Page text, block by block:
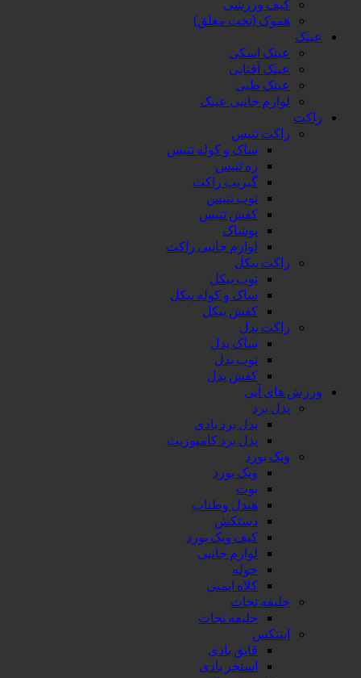
کیف ورزشی
هموک (تخت معلق)
عینک
عینک اسکی
عینک آفتابی
عینک طبی
لوازم جانبی عینک
راکت
راکت تنیس
ساک و کوله تنیس
زه تنیس
گیریپ راکت
توپ تنیس
کفش تنیس
پوشاک
لوازم جانبی راکت
راکت پیکل
توپ پیکل
ساک و کوله پیکل
کفش پیکل
راکت پدل
ساک پدل
توپ پدل
کفش پدل
ورزش های آبی
پدل برد
پدل برد بادی
پدل برد کامپوزیت
ویک بورد
ویک بورد
بوت
هندل وطناب
دستکش
کیف ویک بورد
لوازم جانبی
حوله
کلاه ایمنی
جلیقه نجات
جلیقه نجات
اینتکس
قایق بادی
استخر بادی